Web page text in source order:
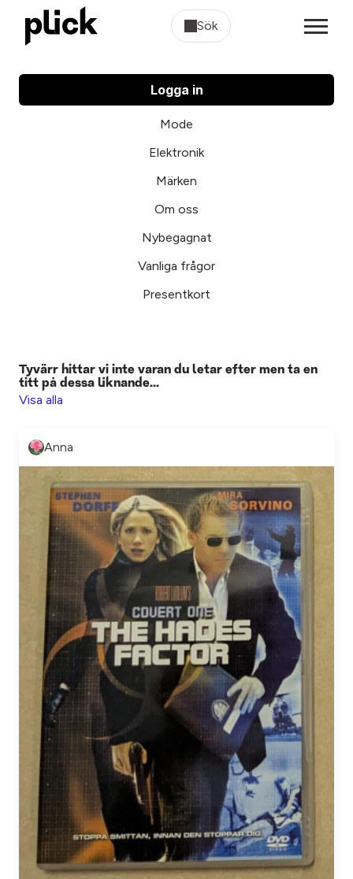
Sök
Logga in
Mode
Elektronik
Märken
Om oss
Nybegagnat
Vanliga frågor
Presentkort
Tyvärr hittar vi inte varan du letar efter men ta en
titt på dessa liknande...
Visa alla
Anna